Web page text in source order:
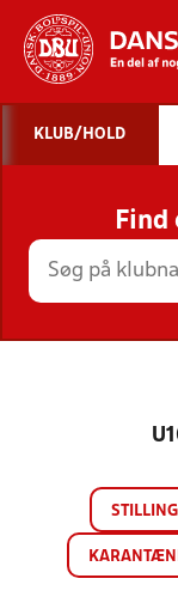
KLUB/HOLD
STILLING